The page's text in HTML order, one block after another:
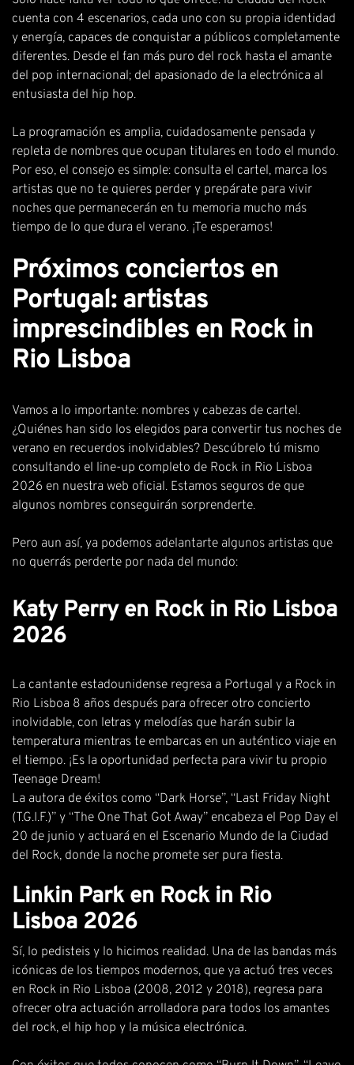
cuenta con 4 escenarios, cada uno con su propia identidad
y energía, capaces de conquistar a públicos completamente
diferentes. Desde el fan más puro del rock hasta el amante
del pop internacional; del apasionado de la electrónica al
entusiasta del hip hop.
La programación es amplia, cuidadosamente pensada y
repleta de nombres que ocupan titulares en todo el mundo.
Por eso, el consejo es simple: consulta el cartel, marca los
artistas que no te quieres perder y prepárate para vivir
noches que permanecerán en tu memoria mucho más
tiempo de lo que dura el verano. ¡Te esperamos!
Próximos conciertos en
Portugal: artistas
imprescindibles en Rock in
Rio Lisboa
Vamos a lo importante: nombres y cabezas de cartel.
¿Quiénes han sido los elegidos para convertir tus noches de
verano en recuerdos inolvidables? Descúbrelo tú mismo
consultando el line-up completo de Rock in Rio Lisboa
2026 en nuestra web oficial. Estamos seguros de que
algunos nombres conseguirán sorprenderte.
Pero aun así, ya podemos adelantarte algunos artistas que
no querrás perderte por nada del mundo:
Katy Perry en Rock in Rio Lisboa
2026
La cantante estadounidense regresa a Portugal y a Rock in
Rio Lisboa 8 años después para ofrecer otro concierto
inolvidable, con letras y melodías que harán subir la
temperatura mientras te embarcas en un auténtico viaje en
el tiempo. ¡Es la oportunidad perfecta para vivir tu propio
Teenage Dream!
La autora de éxitos como “Dark Horse”, “Last Friday Night
(T.G.I.F.)” y “The One That Got Away” encabeza el Pop Day el
20 de junio y actuará en el Escenario Mundo de la Ciudad
del Rock, donde la noche promete ser pura fiesta.
Linkin Park en Rock in Rio
Lisboa 2026
Sí, lo pedisteis y lo hicimos realidad. Una de las bandas más
icónicas de los tiempos modernos, que ya actuó tres veces
en Rock in Rio Lisboa (2008, 2012 y 2018), regresa para
ofrecer otra actuación arrolladora para todos los amantes
del rock, el hip hop y la música electrónica.